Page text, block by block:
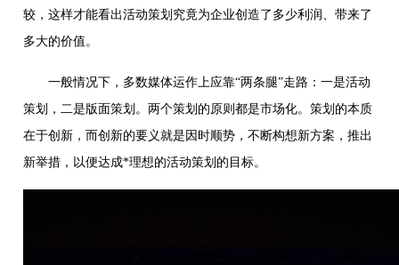
较，这样才能看出活动策划究竟为企业创造了多少利润、带来了
多大的价值。
一般情况下，多数媒体运作上应靠“两条腿”走路：一是活动
策划，二是版面策划。两个策划的原则都是市场化。策划的本质
在于创新，而创新的要义就是因时顺势，不断构想新方案，推出
新举措，以便达成*理想的活动策划的目标。